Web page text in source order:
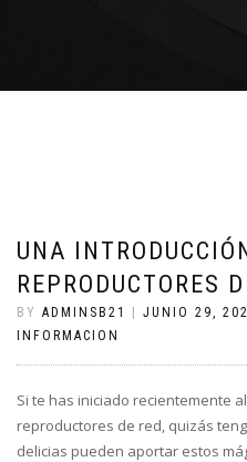
UNA
REPRODUCTORES
BY ADMINSB21 JUNIO 29,
INFORMACION
Si te has iniciado recientemente
reproductores de red, quizás
delicias pueden aportar estos